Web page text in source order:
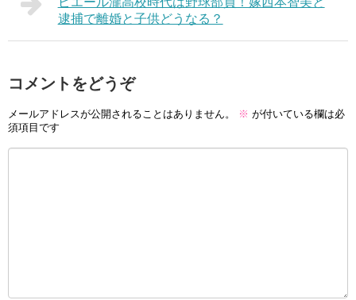
逮捕で離婚と子供どうなる？
コメントをどうぞ
メールアドレスが公開されることはありません。 ※ が付いている欄は必
須項目です